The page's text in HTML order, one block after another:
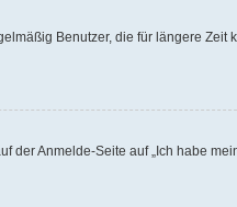
Benutzer, die für längere Zeit
der Anmelde-Seite auf „Ich habe